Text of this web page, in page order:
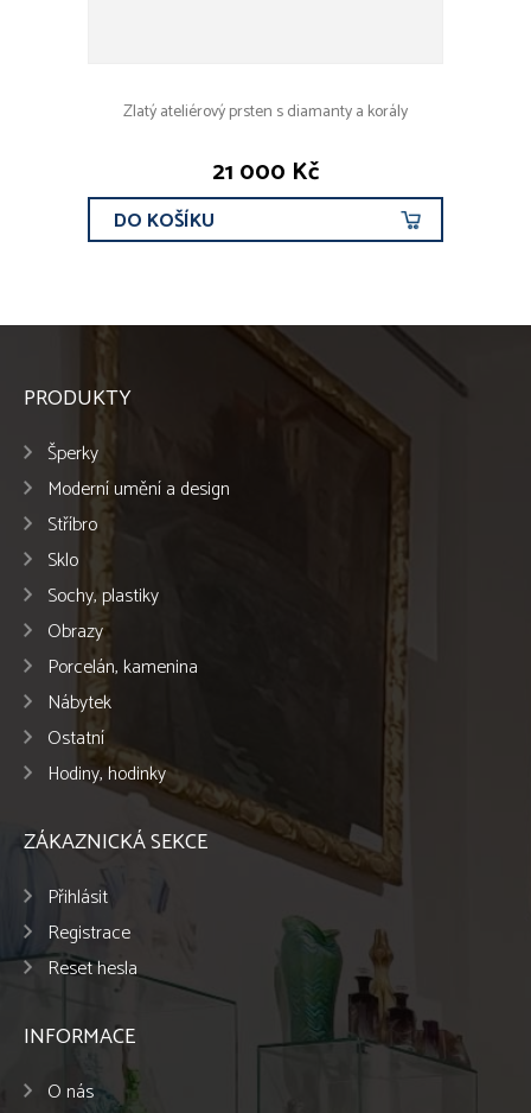
Zlatý ateliérový prsten s diamanty a korály
21 000 Kč
DO KOŠÍKU
PRODUKTY
Šperky
Moderní umění a design
Stříbro
Sklo
Sochy, plastiky
Obrazy
Porcelán, kamenina
Nábytek
Ostatní
Hodiny, hodinky
ZÁKAZNICKÁ SEKCE
Přihlásit
Registrace
Reset hesla
INFORMACE
O nás